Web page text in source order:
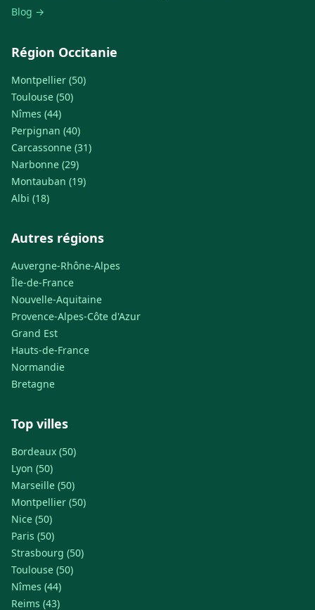
Blog →
Région Occitanie
Montpellier (50)
Toulouse (50)
Nîmes (44)
Perpignan (40)
Carcassonne (31)
Narbonne (29)
Montauban (19)
Albi (18)
Autres régions
Auvergne-Rhône-Alpes
Île-de-France
Nouvelle-Aquitaine
Provence-Alpes-Côte d'Azur
Grand Est
Hauts-de-France
Normandie
Bretagne
Top villes
Bordeaux (50)
Lyon (50)
Marseille (50)
Montpellier (50)
Nice (50)
Paris (50)
Strasbourg (50)
Toulouse (50)
Nîmes (44)
Reims (43)